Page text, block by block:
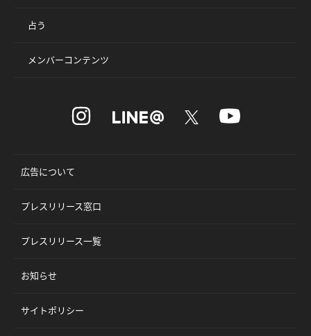
占う
メンバーコンテンツ
広告について
プレスリリース窓口
プレスリリース一覧
お知らせ
サイトポリシー